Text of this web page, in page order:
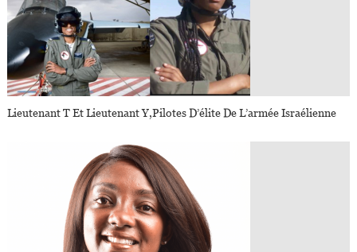
Lieutenant T Et Lieutenant Y,pilotes D’élite De L’armée Israélienne